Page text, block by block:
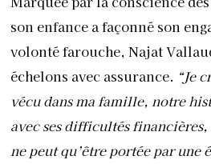
son enfance a façonné son
volonté farouche, Najat
échelons avec assurance. “Je
vécu dans ma famille, notre
avec ses difficultés
ne peut qu’être portée par